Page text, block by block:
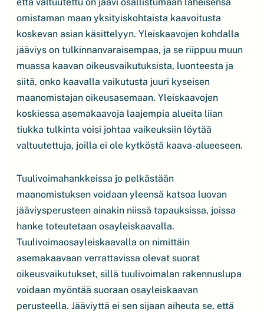
omistaman maan yksityiskohtaista kaavoitusta
koskevan asian käsittelyyn. Yleiskaavojen kohdalla
jääviys on tulkinnanvaraisempaa, ja se riippuu muun
muassa kaavan oikeusvaikutuksista, luonteesta ja
siitä, onko kaavalla vaikutusta juuri kyseisen
maanomistajan oikeusasemaan. Yleiskaavojen
koskiessa asemakaavoja laajempia alueita liian
tiukka tulkinta voisi johtaa vaikeuksiin löytää
valtuutettuja, joilla ei ole kytköstä kaava-alueeseen.
Tuulivoimahankkeissa jo pelkästään
maanomistuksen voidaan yleensä katsoa luovan
jääviysperusteen ainakin niissä tapauksissa, joissa
hanke toteutetaan osayleiskaavalla.
Tuulivoimaosayleiskaavalla on nimittäin
asemakaavaan verrattavissa olevat suorat
oikeusvaikutukset, sillä tuulivoimalan rakennuslupa
voidaan myöntää suoraan osayleiskaavan
perusteella. Jääviyttä ei sen sijaan aiheuta se, että